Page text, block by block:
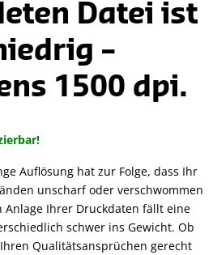
Datei ist
–
1500 dpi.
Auflösung hat zur Folge, dass Ihr
unscharf oder verschwommen
Anlage Ihrer Druckdaten fällt eine
schwer ins Gewicht. Ob
Qualitätsansprüchen gerecht